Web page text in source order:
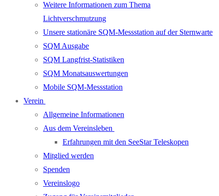
Weitere Informationen zum Thema
Lichtverschmutzung
Unsere stationäre SQM-Messstation auf der Sternwarte
SQM Ausgabe
SQM Langfrist-Statistiken
SQM Monatsauswertungen
Mobile SQM-Messstation
Verein
Allgemeine Informationen
Aus dem Vereinsleben
Erfahrungen mit den SeeStar Teleskopen
Mitglied werden
Spenden
Vereinslogo